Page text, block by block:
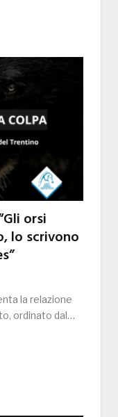
orsi
lo scrivono
la relazione
ordinato dal…